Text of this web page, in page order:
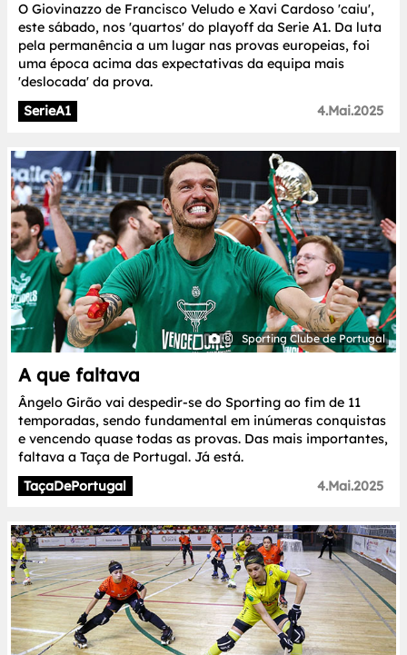
O Giovinazzo de Francisco Veludo e Xavi Cardoso 'caiu',
este sábado, nos 'quartos' do playoff da Serie A1. Da luta
pela permanência a um lugar nas provas europeias, foi
uma época acima das expectativas da equipa mais
'deslocada' da prova.
SerieA1
4.Mai.2025
Sporting Clube de Portugal
A que faltava
Ângelo Girão vai despedir-se do Sporting ao fim de 11
temporadas, sendo fundamental em inúmeras conquistas
e vencendo quase todas as provas. Das mais importantes,
faltava a Taça de Portugal. Já está.
TaçaDePortugal
4.Mai.2025